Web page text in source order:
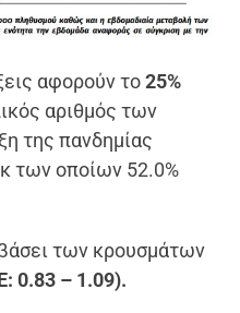
αφορούν το25%
αριθμός των
της πανδημίας
των οποίων 52.0%
των κρουσμάτων
0.83 – 1.09).